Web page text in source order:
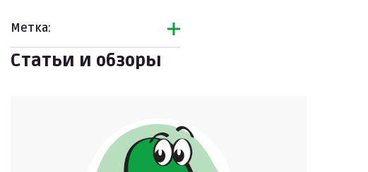
Метка:
Статьи и обзоры